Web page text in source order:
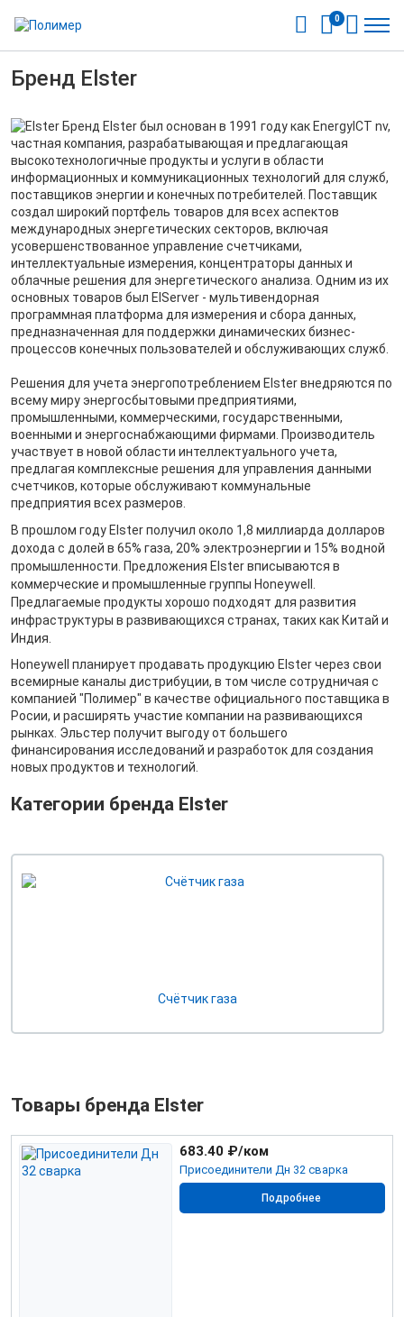
0
Бренд Elster
Бренд Elster был основан в 1991 году как EnergyICT nv,
частная компания, разрабатывающая и предлагающая
высокотехнологичные продукты и услуги в области
информационных и коммуникационных технологий для служб,
поставщиков энергии и конечных потребителей. Поставщик
создал широкий портфель товаров для всех аспектов
международных энергетических секторов, включая
усовершенствованное управление счетчиками,
интеллектуальные измерения, концентраторы данных и
облачные решения для энергетического анализа. Одним из их
основных товаров был EIServer - мультивендорная
программная платформа для измерения и сбора данных,
предназначенная для поддержки динамических бизнес-
процессов конечных пользователей и обслуживающих служб.
Решения для учета энергопотреблением Elster внедряются по
всему миру энергосбытовыми предприятиями,
промышленными, коммерческими, государственными,
военными и энергоснабжающими фирмами. Производитель
участвует в новой области интеллектуального учета,
предлагая комплексные решения для управления данными
счетчиков, которые обслуживают коммунальные
предприятия всех размеров.
В прошлом году Elster получил около 1,8 миллиарда долларов
дохода с долей в 65% газа, 20% электроэнергии и 15% водной
промышленности. Предложения Elster вписываются в
коммерческие и промышленные группы Honeywell.
Предлагаемые продукты хорошо подходят для развития
инфраструктуры в развивающихся странах, таких как Китай и
Индия.
Honeywell планирует продавать продукцию Elster через свои
всемирные каналы дистрибуции, в том числе сотрудничая с
компанией "Полимер" в качестве официального поставщика в
Росии, и расширять участие компании на развивающихся
рынках. Эльстер получит выгоду от большего
финансирования исследований и разработок для создания
новых продуктов и технологий.
Категории бренда Elster
Счётчик газа
Товары бренда Elster
Присоединители Дн 32 сварка
683.40 ₽/ком
Подробнее